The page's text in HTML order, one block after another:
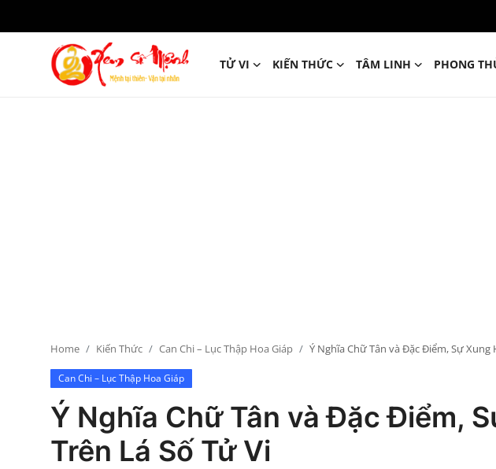
TỬ VI KIẾN THỨC TÂM LINH PHONG
Xem Bói
Vietnamese
Home Kiến Thức Can Chi – Lục Thập Hoa Giáp Ý Nghĩa Chữ Tân và Đặc Điểm, Sự Xung
Can Chi – Lục Thập Hoa Giáp
Ý Nghĩa Chữ Tân và Đặc Điểm,
Trên Lá Số Tử Vi